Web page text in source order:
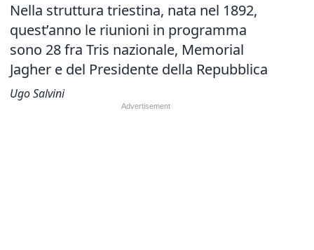
Nella struttura triestina, nata nel 1892,
quest’anno le riunioni in programma
sono 28 fra Tris nazionale, Memorial
Jagher e del Presidente della Repubblica
Ugo Salvini